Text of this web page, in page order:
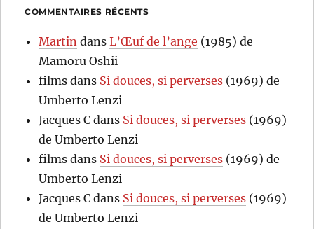
COMMENTAIRES RÉCENTS
Martin dansL’Œuf de l’ange (1985) de
Mamoru Oshii
films dans Si douces, si perverses (1969) de
Umberto Lenzi
Jacques C dans Si douces, si perverses (1969)
de Umberto Lenzi
films dans Si douces, si perverses (1969) de
Umberto Lenzi
Jacques C dans Si douces, si perverses (1969)
de Umberto Lenzi